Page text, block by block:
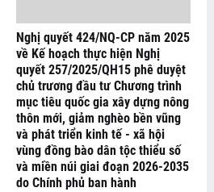
Nghị quyết 424/NQ-CP năm 2025
về Kế hoạch thực hiện Nghị
quyết 257/2025/QH15 phê duyệt
chủ trương đầu tư Chương trình
mục tiêu quốc gia xây dựng nông
thôn mới, giảm nghèo bền vũng
và phát triển kinh tế - xã hội
vùng đồng bào dân tộc thiểu số
và miền núi giai đoạn 2026-2035
do Chính phủ ban hành